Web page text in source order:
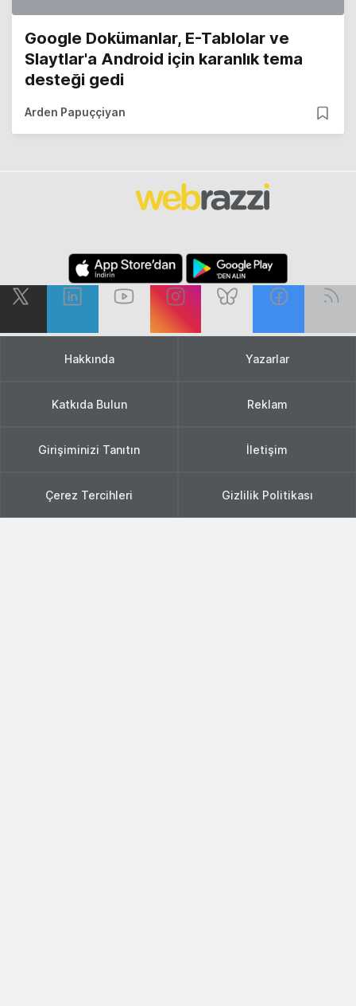
Google Dokümanlar, E-Tablolar ve
Slaytlar'a Android için karanlık tema
desteği gedi
Arden Papuççiyan
Hakkında Yazarlar
Katkıda Bulun Reklam
Girişiminizi Tanıtın İletişim
Çerez Tercihleri Gizlilik Politikası